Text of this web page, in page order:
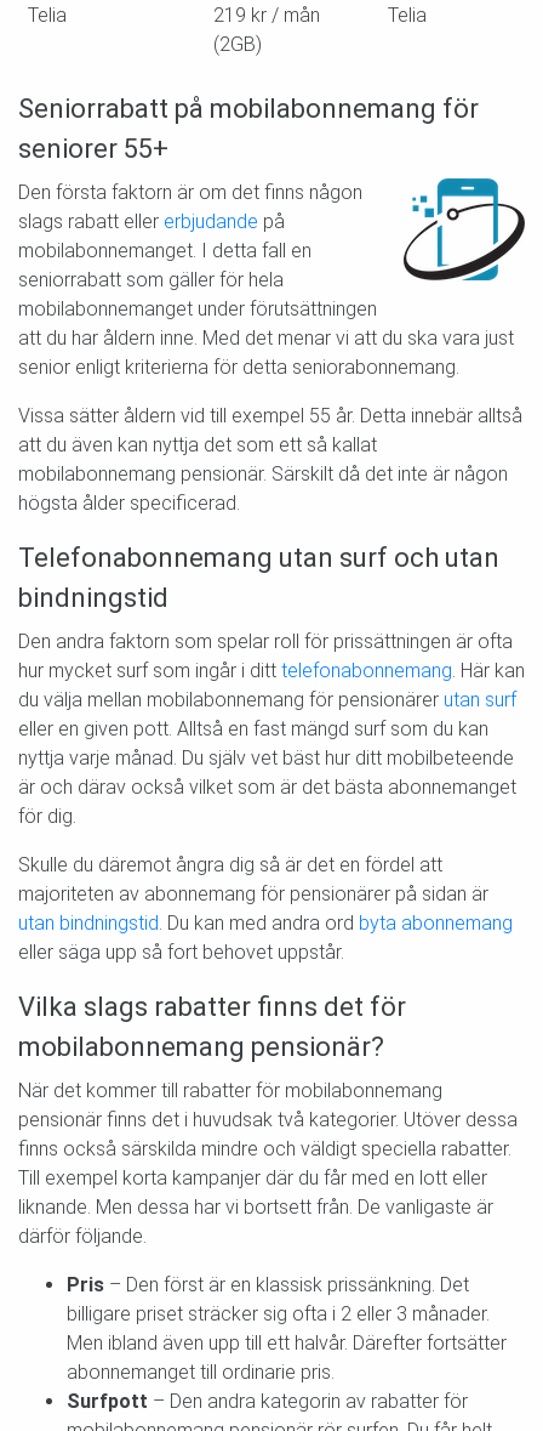
Telia
219 kr / mån
(2GB)
Telia
Seniorrabatt på mobilabonnemang för
seniorer 55+
Den första faktorn är om det finns någon
slags rabatt eller erbjudande på
mobilabonnemanget. I detta fall en
seniorrabatt som gäller för hela
mobilabonnemanget under förutsättningen
att du har åldern inne. Med det menar vi att du ska vara just
senior enligt kriterierna för detta seniorabonnemang.
Vissa sätter åldern vid till exempel 55 år. Detta innebär alltså
att du även kan nyttja det som ett så kallat
mobilabonnemang pensionär. Särskilt då det inte är någon
högsta ålder specificerad.
Telefonabonnemang utan surf och utan
bindningstid
Den andra faktorn som spelar roll för prissättningen är ofta
hur mycket surf som ingår i ditt telefonabonnemang. Här kan
du välja mellan mobilabonnemang för pensionärer utan surf
eller en given pott. Alltså en fast mängd surf som du kan
nyttja varje månad. Du själv vet bäst hur ditt mobilbeteende
är och därav också vilket som är det bästa abonnemanget
för dig.
Skulle du däremot ångra dig så är det en fördel att
majoriteten av abonnemang för pensionärer på sidan är
utan bindningstid. Du kan med andra ord byta abonnemang
eller säga upp så fort behovet uppstår.
Vilka slags rabatter finns det för
mobilabonnemang pensionär?
När det kommer till rabatter för mobilabonnemang
pensionär finns det i huvudsak två kategorier. Utöver dessa
finns också särskilda mindre och väldigt speciella rabatter.
Till exempel korta kampanjer där du får med en lott eller
liknande. Men dessa har vi bortsett från. De vanligaste är
därför följande.
Pris – Den först är en klassisk prissänkning. Det
billigare priset sträcker sig ofta i 2 eller 3 månader.
Men ibland även upp till ett halvår. Därefter fortsätter
abonnemanget till ordinarie pris.
Surfpott – Den andra kategorin av rabatter för